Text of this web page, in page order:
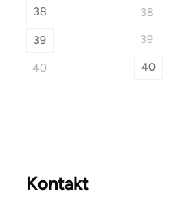
38
39
40
38
39
40
Kontakt